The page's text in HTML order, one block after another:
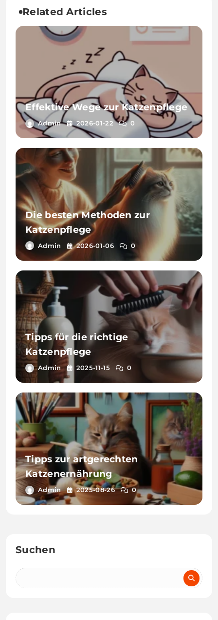
Related Articles
Effektive Wege zur Katzenpflege
Admin 2026-01-22 0
Die besten Methoden zur
Katzenpflege
Admin 2026-01-06 0
Tipps für die richtige
Katzenpflege
Admin 2025-11-15 0
Tipps zur artgerechten
Katzenernährung
Admin 2025-08-26 0
Suchen